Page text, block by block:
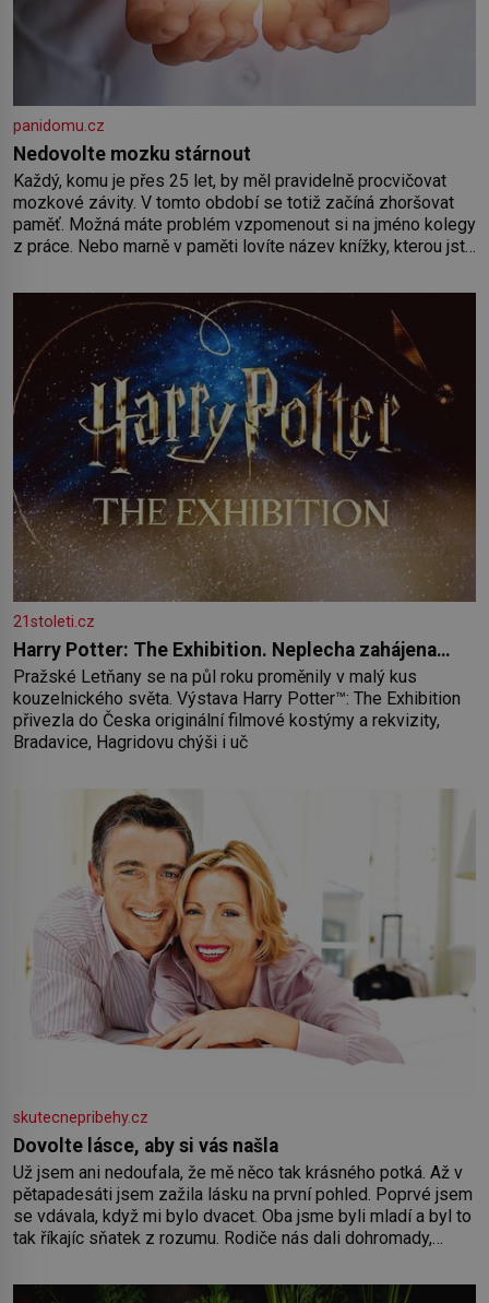
panidomu.cz
Nedovolte mozku stárnout
Každý, komu je přes 25 let, by měl pravidelně procvičovat
mozkové závity. V tomto období se totiž začíná zhoršovat
paměť. Možná máte problém vzpomenout si na jméno kolegy
z práce. Nebo marně v paměti lovíte název knížky, kterou jste
paměť rozhodla stávkovat. Cvičte
21stoleti.cz
Harry Potter: The Exhibition. Neplecha zahájena…
Pražské Letňany se na půl roku proměnily v malý kus
kouzelnického světa. Výstava Harry Potter™: The Exhibition
přivezla do Česka originální filmové kostýmy a rekvizity,
Bradavice, Hagridovu chýši i uč
skutecnepribehy.cz
Dovolte lásce, aby si vás našla
Už jsem ani nedoufala, že mě něco tak krásného potká. Až v
pětapadesáti jsem zažila lásku na první pohled. Poprvé jsem
se vdávala, když mi bylo dvacet. Oba jsme byli mladí a byl to
tak říkajíc sňatek z rozumu. Rodiče nás dali dohromady,
oběma moc nesvědčilo, brzy jsme zjistili, že